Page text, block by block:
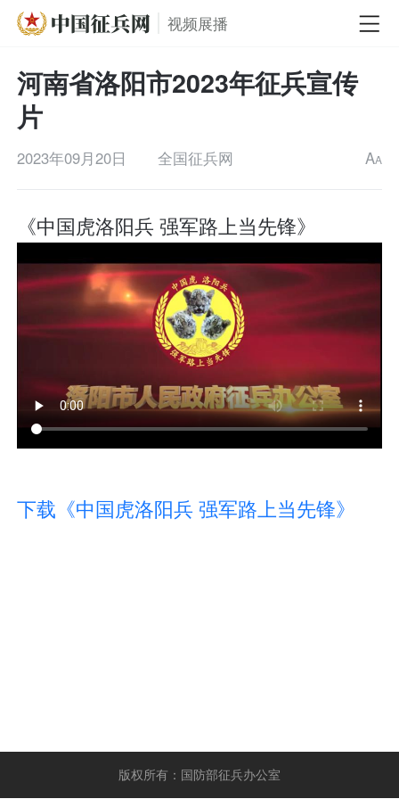
视频展播
河南省洛阳市2023年征兵宣传
片
2023年09月20日 全国征兵网 AA
《中国虎洛阳兵 强军路上当先锋》
下载《中国虎洛阳兵 强军路上当先锋》
版权所有：国防部征兵办公室